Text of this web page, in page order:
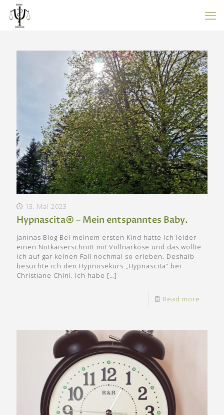
13. Mai 2023
Hypnascita® – Mein entspanntes Baby.
Janinas Blog Bei meinem ersten Kind hatte ich leider
einen Notkaiserschnitt mit Vollnarkose und das wollte
ich auf gar keinen Fall nochmal so erleben. Deshalb
besuchte ich den Hypnosekurs „Hypnascita“ bei
Christiane Chini. Ich habe […]
Read more